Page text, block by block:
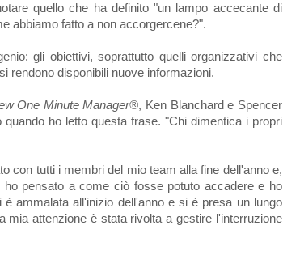
quello che ha definito "un lampo accecante di
abbiamo fatto a non accorgercene?".
gli obiettivi, soprattutto quelli organizzativi che
rendono disponibili nuove informazioni.
One Minute Manager®, Ken Blanchard e Spencer
ho letto questa frase. "Chi dimentica i propri
con tutti i membri del mio team alla fine dell'anno e,
pensato a come ciò fosse potuto accadere e ho
ammalata all'inizio dell'anno e si è presa un lungo
attenzione è stata rivolta a gestire l'interruzione